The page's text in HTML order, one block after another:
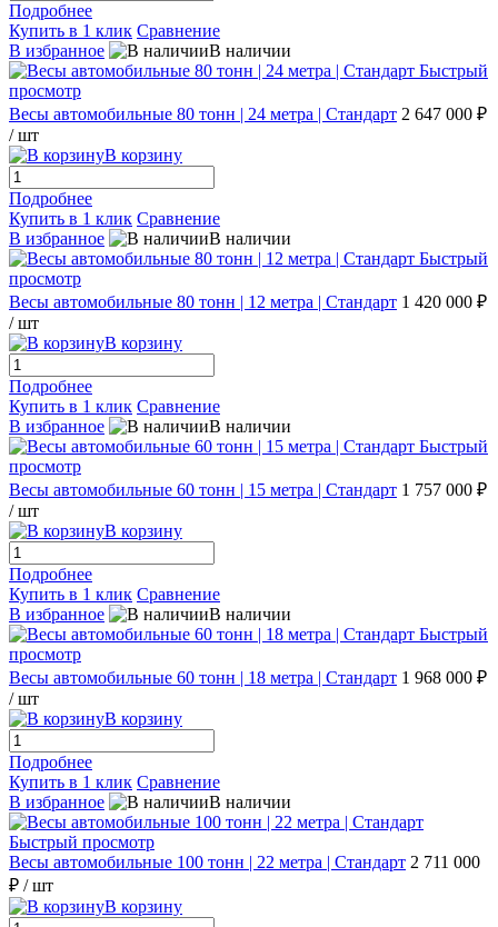
Подробнее
Купить в 1 клик Сравнение
В избранное
В наличии
Быстрый
просмотр
Весы автомобильные 80 тонн | 24 метра | Стандарт 2 647 000 ₽
/ шт
В корзину
Подробнее
Купить в 1 клик Сравнение
В избранное
В наличии
Быстрый
просмотр
Весы автомобильные 80 тонн | 12 метра | Стандарт 1 420 000 ₽
/ шт
В корзину
Подробнее
Купить в 1 клик Сравнение
В избранное
В наличии
Быстрый
просмотр
Весы автомобильные 60 тонн | 15 метра | Стандарт 1 757 000 ₽
/ шт
В корзину
Подробнее
Купить в 1 клик Сравнение
В избранное
В наличии
Быстрый
просмотр
Весы автомобильные 60 тонн | 18 метра | Стандарт 1 968 000 ₽
/ шт
В корзину
Подробнее
Купить в 1 клик Сравнение
В избранное
В наличии
Быстрый просмотр
Весы автомобильные 100 тонн | 22 метра | Стандарт 2 711 000
₽ / шт
В корзину